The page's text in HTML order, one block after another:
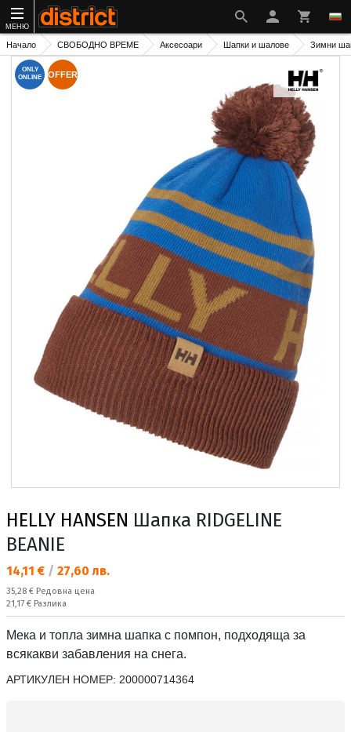
МЕНЮ
Начало СВОБОДНО ВРЕМЕ Аксесоари Шапки и шалове Зимни
ONLY
ONLINE
OFFER
HELLY HANSEN Шапка RIDGELINE
BEANIE
Текуща цена:
14,11 € / 27,60 лв.
Редовна цена:
35,28 € Редовна цена
Спестявате:
21,17 € Разлика
Мека и топла зимна шапка с помпон, подходяща за
всякакви забавления на снега.
АРТИКУЛЕН НОМЕР: 200000714364